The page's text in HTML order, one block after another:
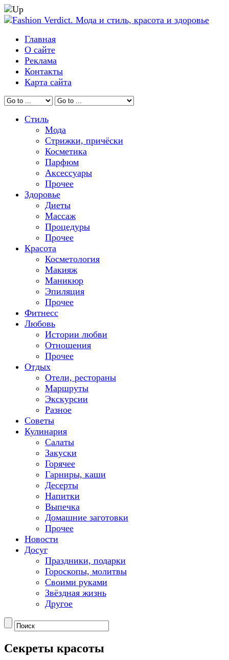
Главная
О сайте
Реклама
Контакты
Карта сайта
Стиль
Мода
Стрижки, причёски
Косметика
Парфюм
Аксессуары
Прочее
Здоровье
Диеты
Массаж
Процедуры
Прочее
Красота
Косметология
Макияж
Маникюр
Эпиляция
Прочее
Фитнесс
Любовь
Истории любви
Отношения
Прочее
Отдых
Отели, рестораны
Маршруты
Экскурсии
Разное
Советы
Кулинария
Салаты
Закуски
Горячее
Гарниры, каши
Десерты
Напитки
Выпечка
Домашние заготовки
Прочее
Новости
Досуг
Праздники, подарки
Гороскопы, молитвы
Своими руками
Звёздная жизнь
Другое
Секреты красоты